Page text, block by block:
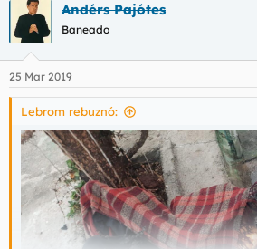
c
i
e
s
Andérs Pajótes
Baneado
25 Mar 2019
Lebrom rebuznó: